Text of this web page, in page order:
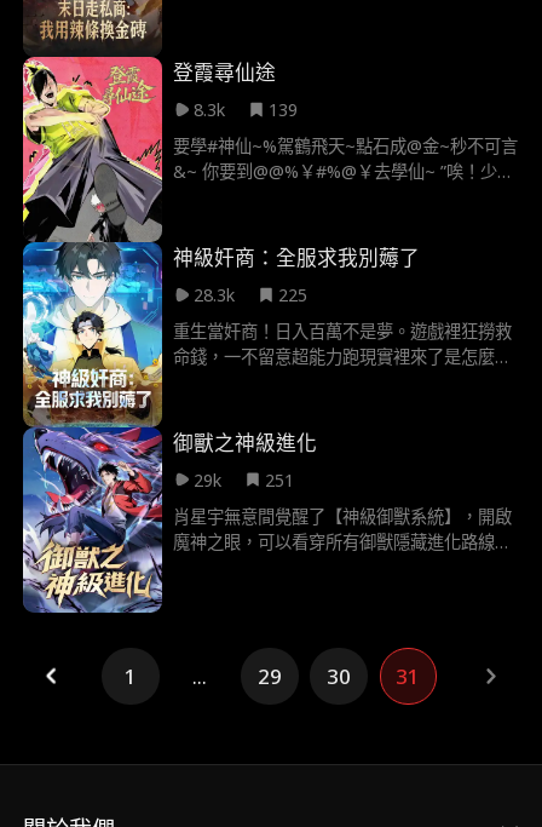
登霞尋仙途
8.3k
139
要學#神仙~%駕鶴飛天~點石成@金~秒不可言
&~ 你要到@@%￥#%@￥去學仙~ ”唉！少看
神級奸商：全服求我別薅了
28.3k
225
重生當奸商！日入百萬不是夢。遊戲裡狂撈救
命錢，一不留意超能力跑現實裡來了是怎麼回
御獸之神級進化
29k
251
肖星宇無意間覺醒了【神級御獸系統】，開啟
魔神之眼，可以看穿所有御獸隱藏進化路線、
1 ... 29 30 31